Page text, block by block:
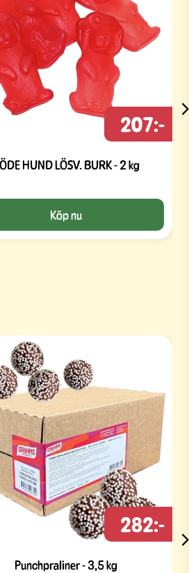
HUND LÖSV. BURK - 2 kg
207:-
Köp nu
Punchpraliner - 3,5 kg
282:-